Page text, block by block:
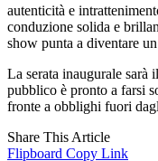
autenticità e
conduzione solida e
show punta a diventare
La serata inaugurale
pubblico è pronto a farsi
fronte a obblighi fuori
Share This Article
Flipboard Copy Link